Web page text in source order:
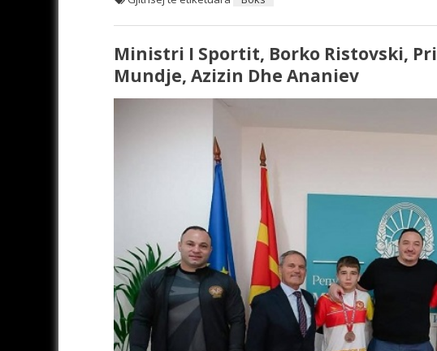
Ministri I Sportit, Borko Ristovski,
Mundje, Azizin Dhe Ananiev